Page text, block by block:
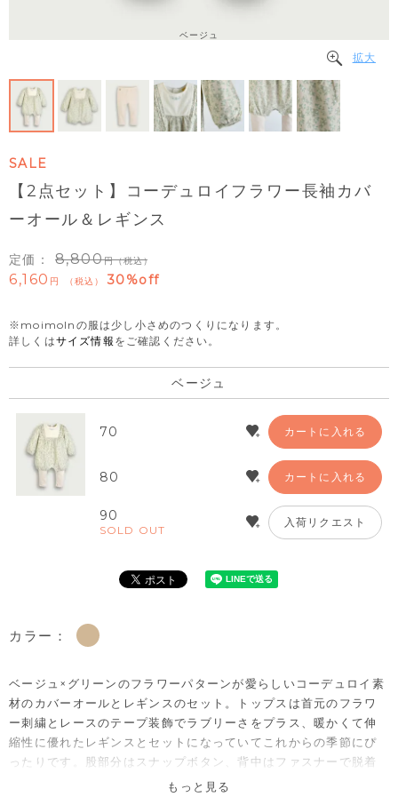
ベージュ
拡大
SALE
【2点セット】コーデュロイフラワー長袖カバ
ーオール＆レギンス
定価： 8,800 （税込）
6,160 税込 30%off
※moimolnの服は少し小さめのつくりになります。
詳しくはサイズ情報 をご確認ください。
ベージュ
70 カートに入れる
80 カートに入れる
90
SOLD OUT
入荷リクエスト
カラー：
ベージュ×グリーンのフラワーパターンが愛らしいコーデュロイ素
材のカバーオールとレギンスのセット。トップスは首元のフラワ
ー刺繍とレースのテープ装飾でラブリーさをプラス、暖かくて伸
縮性に優れたレギンスとセットになっていてこれからの季節にぴ
ったりです。股部分はスナップボタン、背中はファスナーで脱着
が簡単、ファスナーの内側にはファスナーガードを付け、肌への
もっと見る